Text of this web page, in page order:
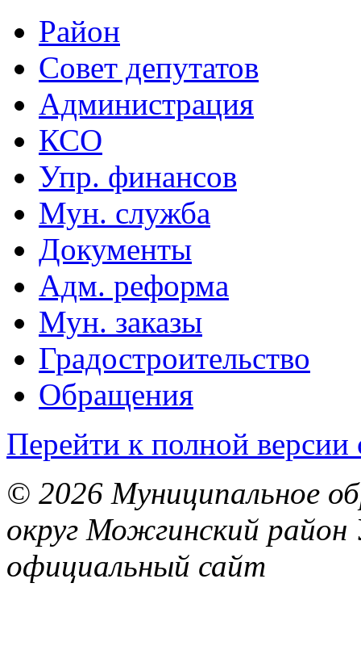
Район
Совет депутатов
Администрация
КСО
Упр. финансов
Мун. служба
Документы
Адм. реформа
Мун. заказы
Градостроительство
Обращения
Перейти к полной версии
© 2026 Муниципальное
округ Можгинский район
официальный сайт